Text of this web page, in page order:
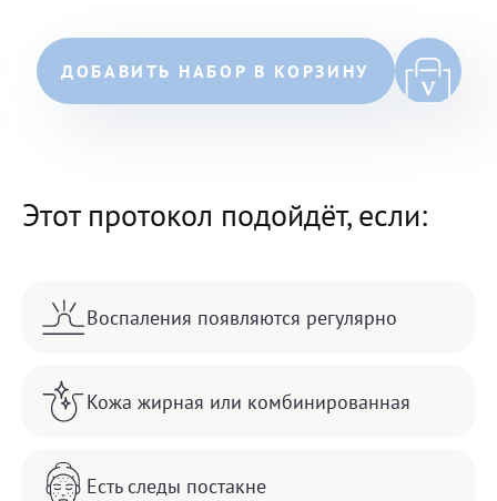
ДОБАВИТЬ НАБОР В КОРЗИНУ
Этот протокол подойдёт, если:
Воспаления появляются регулярно
Кожа жирная или комбинированная
Есть следы постакне